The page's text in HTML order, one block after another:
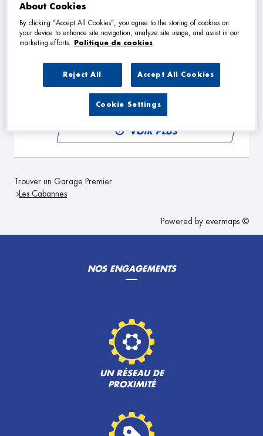
09300 LAVELANET
TÉLÉPHONE
VOIR PLUS
Trouver un Garage Premier
Les Cabannes
Powered by evermaps ©
NOS ENGAGEMENTS
UN RÉSEAU DE
PROXIMITÉ
About Cookies
By clicking “Accept All Cookies”, you agree to the storing of cookies on
your device to enhance site navigation, analyze site usage, and assist in our
marketing efforts.
Politique de cookies
Reject All Accept All Cookies
Cookie Settings